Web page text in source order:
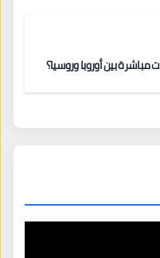
بين أوروبا وروسيا؟